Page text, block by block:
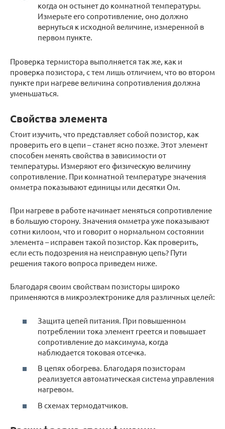
когда он остынет до комнатной температуры.
Измерьте его сопротивление, оно должно
вернуться к исходной величине, измеренной в
первом пункте.
Проверка термистора выполняется так же, как и
проверка позистора, с тем лишь отличием, что во втором
пункте при нагреве величина сопротивления должна
уменьшаться.
Свойства элемента
Стоит изучить, что представляет собой позистор, как
проверить его в цепи – станет ясно позже. Этот элемент
способен менять свойства в зависимости от
температуры. Измеряют его физическую величину
сопротивление. При комнатной температуре значения
омметра показывают единицы или десятки Ом.
При нагреве в работе начинает меняться сопротивление
в большую сторону. Значения омметра уже показывают
сотни килоом, что и говорит о нормальном состоянии
элемента – исправен такой позистор. Как проверить,
если есть подозрения на неисправную цепь? Пути
решения такого вопроса приведем ниже.
Благодаря своим свойствам позисторы широко
применяются в микроэлектронике для различных целей:
Защита цепей питания. При повышенном
потреблении тока элемент греется и повышает
сопротивление до максимума, когда
наблюдается токовая отсечка.
В цепях обогрева. Благодаря позисторам
реализуется автоматическая система управления
нагревом.
В схемах термодатчиков.